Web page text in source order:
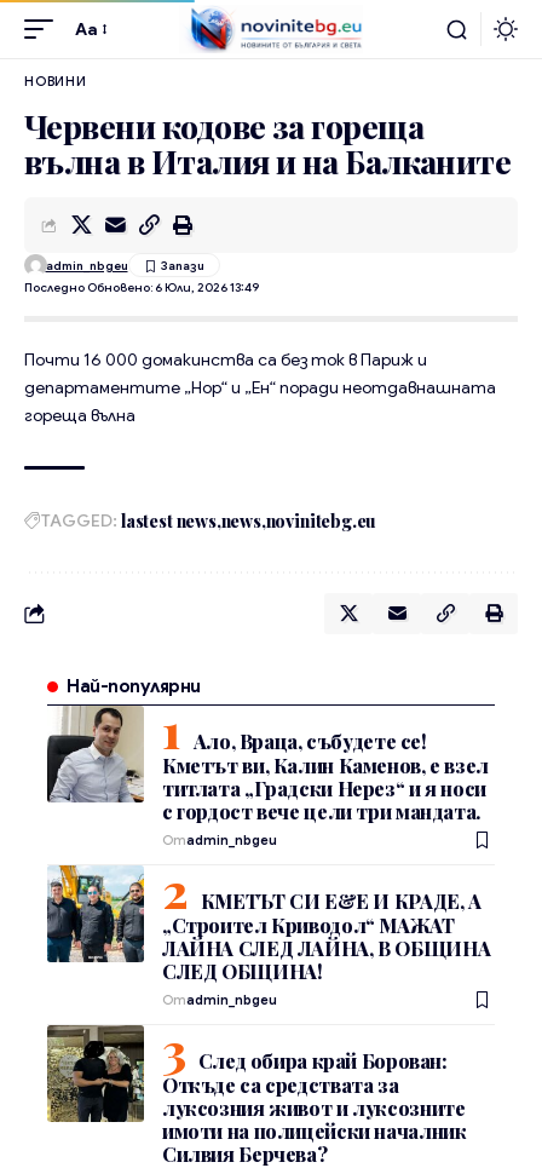
Aa
НОВИНИ
Червени кодове за гореща
вълна в Италия и на Балканите
Последно Обновено: 6 Юли, 2026 13:49
admin_nbgeu
Почти 16 000 домакинства са без ток в Париж и
департаментите „Нор“ и „Ен“ поради неотдавнашната
гореща вълна
TAGGED: lastest news news novinitebg.eu
Най-популярни
Ало, Враца, събудете се!
Кметът ви, Калин Каменов, е взел
титлата „Градски Нерез“ и я носи
с гордост вече цели три мандата.
Отadmin_nbgeu
КМЕТЪТ СИ Е&Е И КРАДЕ, А
„Строител Криводол“ МАЖАТ
ЛАЙНА СЛЕД ЛАЙНА, В ОБЩИНА
СЛЕД ОБЩИНА!
Отadmin_nbgeu
След обира край Борован:
Откъде са средствата за
луксозния живот и луксозните
имоти на полицейски началник
Силвия Берчева?